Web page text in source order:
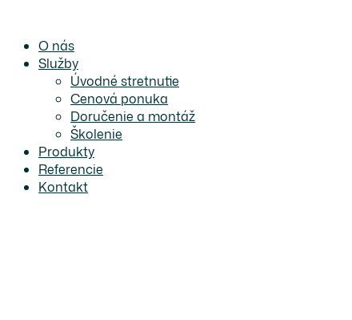
obsahO nás
Služby
Úvodné stretnutie
Cenová ponuka
Doručenie a montáž
Školenie
Produkty
Referencie
Kontakt